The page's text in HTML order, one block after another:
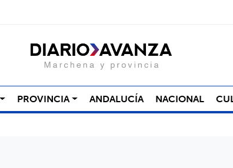
PROVINCIA ANDALUCÍA NACIONAL